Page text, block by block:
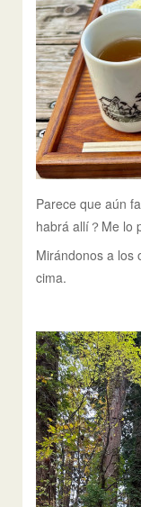
Parece que aún
habrá allí？Me lo
Mirándonos a los
cima.